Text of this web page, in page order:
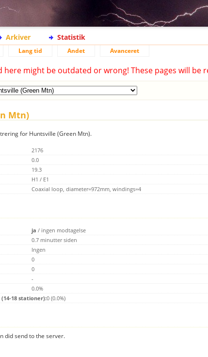
Arkiver Statistik
Lang tid Andet Avanceret
might be outdated or wrong! These pages will be
Mtn)
for Huntsville (Green Mtn).
2176
0.0
19.3
H1 / E1
Coaxial loop, diameter=972mm, windings=4
ja / ingen modtagelse
0.7 minutter siden
Ingen
0
0
-
0.0%
18 stationer):0 (0.0%)
did send to the server.